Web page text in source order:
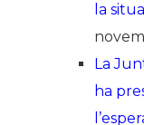
la
La
ha